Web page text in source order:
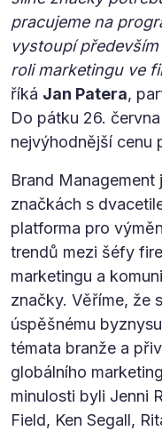
pracujeme na
vystoupí
roli marketingu ve
říká Jan Patera,
Do pátku 26.
nejvýhodnější cenu
Brand
značkách s
platforma pro
trendů mezi šéfy
marketingu a
značky. Věříme, že
úspěšnému
témata branže a
globálního
minulosti byli Jenni
Field, Ken Segall,